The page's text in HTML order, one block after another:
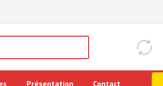
Présentation Contact